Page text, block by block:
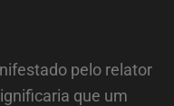
pelo relator
que um